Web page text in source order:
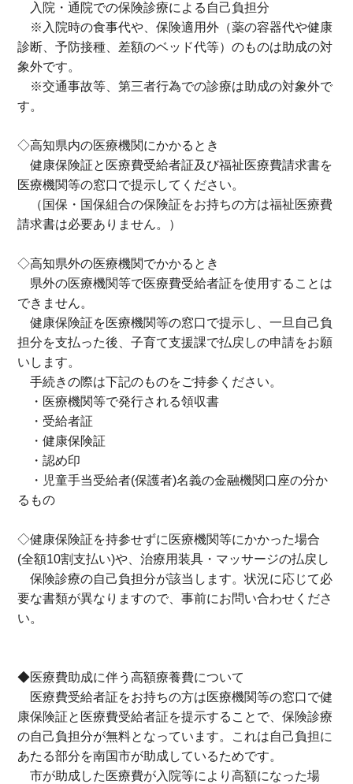
入院・通院での保険診療による自己負担分
※入院時の食事代や、保険適用外（薬の容器代や健康
診断、予防接種、差額のベッド代等）のものは助成の対
象外です。
※交通事故等、第三者行為での診療は助成の対象外で
す。
◇高知県内の医療機関にかかるとき
健康保険証と医療費受給者証及び福祉医療費請求書を
医療機関等の窓口で提示してください。
（国保・国保組合の保険証をお持ちの方は福祉医療費
請求書は必要ありません。）
◇高知県外の医療機関でかかるとき
県外の医療機関等で医療費受給者証を使用することは
できません。
健康保険証を医療機関等の窓口で提示し、一旦自己負
担分を支払った後、子育て支援課で払戻しの申請をお願
いします。
手続きの際は下記のものをご持参ください。
・医療機関等で発行される領収書
・受給者証
・健康保険証
・認め印
・児童手当受給者(保護者)名義の金融機関口座の分か
るもの
◇健康保険証を持参せずに医療機関等にかかった場合
(全額10割支払い)や、治療用装具・マッサージの払戻し
保険診療の自己負担分が該当します。状況に応じて必
要な書類が異なりますので、事前にお問い合わせくださ
い。
◆医療費助成に伴う高額療養費について
医療費受給者証をお持ちの方は医療機関等の窓口で健
康保険証と医療費受給者証を提示することで、保険診療
の自己負担分が無料となっています。これは自己負担に
あたる部分を南国市が助成しているためです。
市が助成した医療費が入院等により高額になった場